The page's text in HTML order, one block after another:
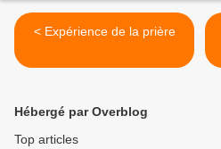
< Expérience de la prière
Hébergé par Overblog
Top articles